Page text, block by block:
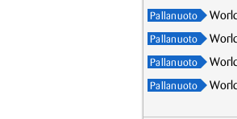
Pallanuoto
Pallanuoto
Pallanuoto
Pallanuoto